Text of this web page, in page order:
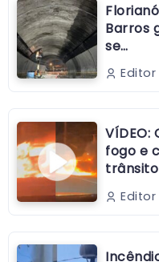
Barros
se…
Editor
VÍDEO:
fogo e
Editor